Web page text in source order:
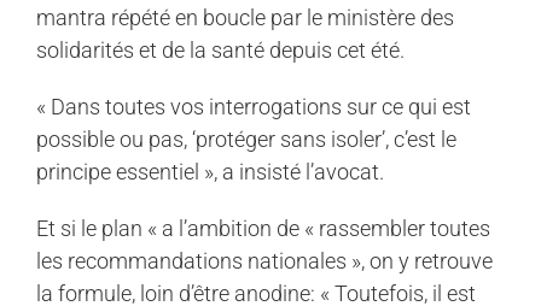
mantra répété en boucle par le ministère des
solidarités et de la santé depuis cet été.
« Dans toutes vos interrogations sur ce qui est
possible ou pas, ‘protéger sans isoler’, c’est le
principe essentiel », a insisté l’avocat.
Et si le plan « a l’ambition de « rassembler toutes
les recommandations nationales », on y retrouve
la formule, loin d’être anodine: « Toutefois, il est